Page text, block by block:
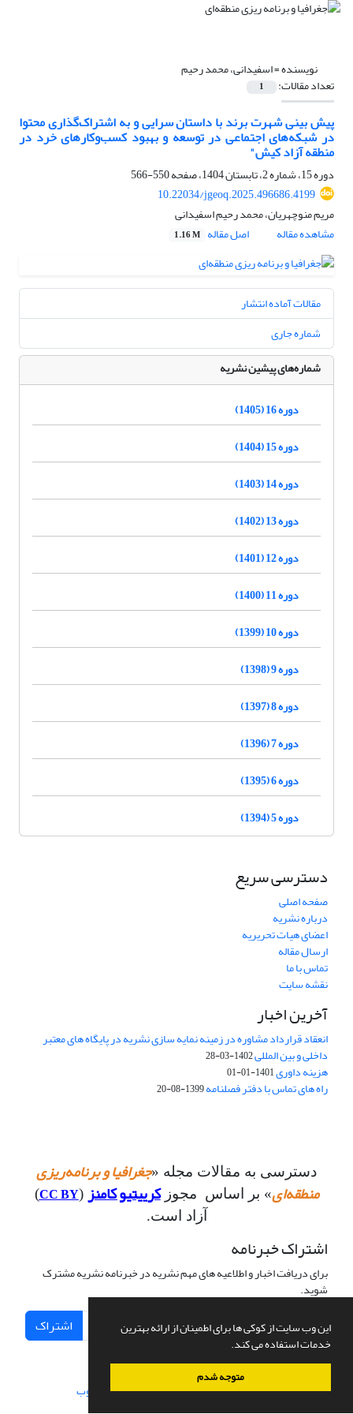
این وب سایت از کوکی ها برای اطمینان از ارائه بهترین
خدمات استفاده می کند.
متوجه شدم
نویسنده =اسفیدانی، محمد رحیم
تعداد مقالات: 1
پیش بینی شهرت برند با داستان سرایی و به اشتراک‌گذاری محتوا
در شبکه‌های اجتماعی در توسعه و بهبود کسب‌وکارهای خرد در
منطقه آزاد کیش"
دوره 15، شماره 2، تابستان 1404، صفحه
550-566
10.22034/jgeoq.2025.496686.4199
مریم منوچهریان، محمد رحیم اسفیدانی
مشاهده مقاله
اصل مقاله 1.16 M
مقالات آماده انتشار
شماره جاری
شماره‌های پیشین نشریه
دوره 16 (1405)
دوره 15 (1404)
دوره 14 (1403)
دوره 13 (1402)
دوره 12 (1401)
دوره 11 (1400)
دوره 10 (1399)
دوره 9 (1398)
دوره 8 (1397)
دوره 7 (1396)
دوره 6 (1395)
دوره 5 (1394)
دسترسی سریع
صفحه اصلی
درباره نشریه
اعضای هیات تحریریه
ارسال مقاله
تماس با ما
نقشه سایت
آخرین اخبار
انعقاد قرارداد مشاوره در زمینه نمایه سازی نشریه در پایگاه های معتبر
داخلی و بین المللی1402-03-28
هزینه داوری1401-01-01
راه های تماس با دفتر فصلنامه1399-08-20
دسترسی به مقالات مجله «جغرافیا و برنامه‌ریزی
منطقه‌ای» بر اساس مجوزکرییتیو کامنز (
CC BY
)
آزاد است.
اشتراک خبرنامه
برای دریافت اخبار و اطلاعیه های مهم نشریه در خبرنامه نشریه مشترک
شوید.
اشتراک
سامانه مدیریت نشریات علمی.طراحی و پیاده سازی از سیناوب